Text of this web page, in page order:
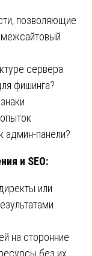
позволяющие
сервера
фишинга?
админ-панели?
и SEO:
или
на сторонние
без их